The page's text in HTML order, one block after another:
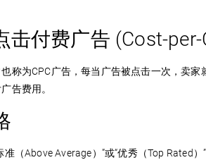
击付费广告 (Cost-per-
称为CPC广告，每当广告被点击一次，卖
告费用。
准（Above Average）”或“优秀（Top Rated